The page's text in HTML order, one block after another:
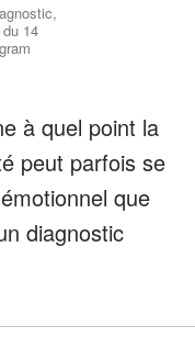
14
à quel point la
peut parfois se
que
diagnostic